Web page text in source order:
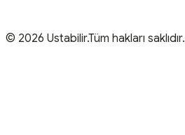
© 2026 Ustabilir.Tüm hakları saklıdır.